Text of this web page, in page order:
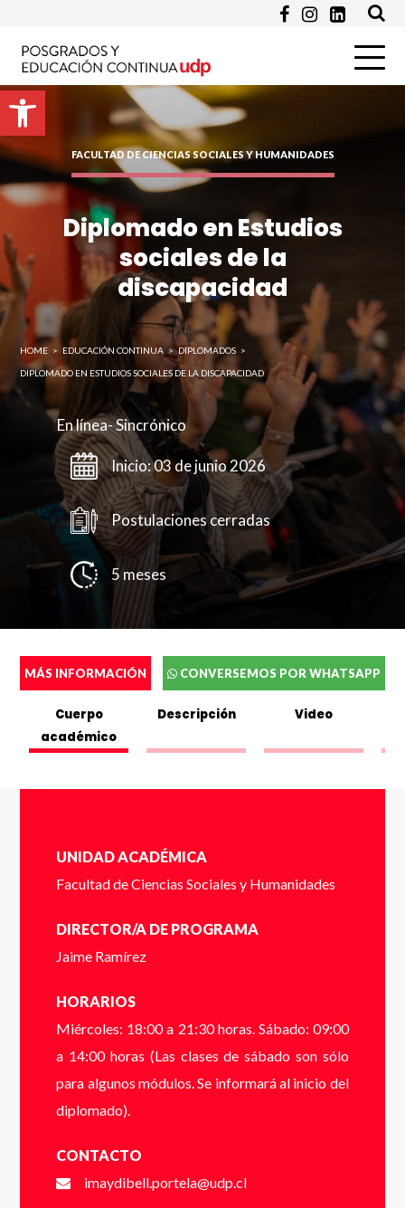
Abrir barra de herramientas
Programa de Interés *
Enviar
FACULTAD DE CIENCIAS SOCIALES Y HUMANIDADES
Diplomado en Estudios
sociales de la
discapacidad
HOME > EDUCACIÓN CONTINUA > DIPLOMADOS >
DIPLOMADO EN ESTUDIOS SOCIALES DE LA DISCAPACIDAD
En línea- Sincrónico
Inicio: 03 de junio 2026
Postulaciones cerradas
5 meses
MÁS INFORMACIÓN CONVERSEMOS POR WHATSAPP
Cuerpo
académico
Descripción
Video
UNIDAD ACADÉMICA
Facultad de Ciencias Sociales y Humanidades
DIRECTOR/A DE PROGRAMA
Jaime Ramírez
HORARIOS
Miércoles: 18:00 a 21:30 horas. Sábado: 09:00
a 14:00 horas (Las clases de sábado son sólo
para algunos módulos. Se informará al inicio del
diplomado).
CONTACTO
imaydibell.portela@udp.cl
Completa el siguente formulario y puedes
Email*
Teléfono*
* campos obligatorios
contacto contigo a la brevedad.
18410112) *
Nombre *